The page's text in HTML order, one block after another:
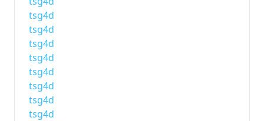
tsg4d
tsg4d
tsg4d
tsg4d
tsg4d
tsg4d
tsg4d
tsg4d